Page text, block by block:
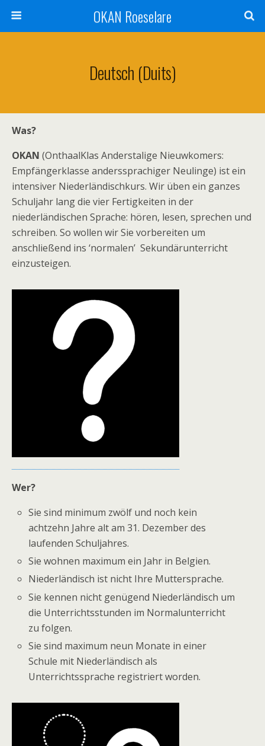
OKAN Roeselare
Deutsch (Duits)
Was?
OKAN (OnthaalKlas Anderstalige Nieuwkomers:
Empfängerklasse anderssprachiger Neulinge) ist ein
intensiver Niederländischkurs. Wir üben ein ganzes
Schuljahr lang die vier Fertigkeiten in der
niederländischen Sprache: hören, lesen, sprechen und
schreiben. So wollen wir Sie vorbereiten um
anschließend ins ‘normalen’ Sekundärunterricht
einzusteigen.
Wer?
Sie sind minimum zwölf und noch kein
achtzehn Jahre alt am 31. Dezember des
laufenden Schuljahres.
Sie wohnen maximum ein Jahr in Belgien.
Niederländisch ist nicht Ihre Muttersprache.
Sie kennen nicht genügend Niederländisch um
die Unterrichtsstunden im Normalunterricht
zu folgen.
Sie sind maximum neun Monate in einer
Schule mit Niederländisch als
Unterrichtssprache registriert worden.